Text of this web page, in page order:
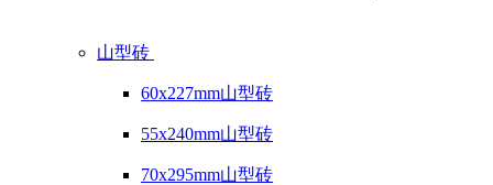
山型砖
60x227mm山型砖
55x240mm山型砖
70x295mm山型砖